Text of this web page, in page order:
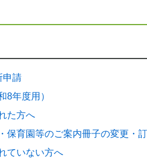
申請
8年度用）
た方へ
保育園等のご案内冊子の変更・
ていない方へ